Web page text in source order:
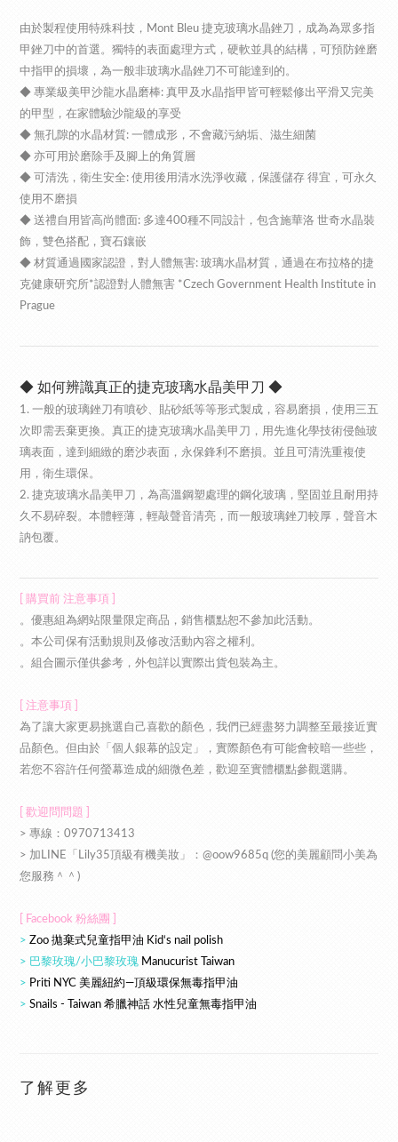
由於製程使用特殊科技，Mont Bleu 捷克玻璃水晶銼刀，成為為眾多指
甲銼刀中的首選。獨特的表面處理方式，硬軟並具的結構，可預防銼磨
中指甲的損壞，為一般非玻璃水晶銼刀不可能達到的。
◆ 專業級美甲沙龍水晶磨棒: 真甲及水晶指甲皆可輕鬆修出平滑又完美
的甲型，在家體驗沙龍級的享受
◆ 無孔隙的水晶材質: 一體成形，不會藏污納垢、滋生細菌
◆ 亦可用於磨除手及腳上的角質層
◆ 可清洗，衛生安全: 使用後用清水洗淨收藏，保護儲存 得宜，可永久
使用不磨損
◆ 送禮自用皆高尚體面: 多達400種不同設計，包含施華洛 世奇水晶裝
飾，雙色搭配，寶石鑲嵌
◆ 材質通過國家認證，對人體無害: 玻璃水晶材質，通過在布拉格的捷
克健康研究所*認證對人體無害 *Czech Government Health Institute in
Prague
◆ 如何辨識真正的捷克玻璃水晶美甲刀 ◆
1. 一般的玻璃銼刀有噴砂、貼砂紙等等形式製成，容易磨損，使用三五
次即需丟棄更換。真正的捷克玻璃水晶美甲刀，用先進化學技術侵蝕玻
璃表面，達到細緻的磨沙表面，永保鋒利不磨損。並且可清洗重複使
用，衛生環保。
2. 捷克玻璃水晶美甲刀，為高溫鋼塑處理的鋼化玻璃，堅固並且耐用持
久不易碎裂。本體輕薄，輕敲聲音清亮，而一般玻璃銼刀較厚，聲音木
訥包覆。
[ 購買前 注意事項 ]
。優惠組為網站限量限定商品，銷售櫃點恕不參加此活動。
。本公司保有活動規則及修改活動內容之權利。
。組合圖示僅供參考，外包詳以實際出貨包裝為主。
[ 注意事項 ]
為了讓大家更易挑選自己喜歡的顏色，我們已經盡努力調整至最接近實
品顏色。但由於「個人銀幕的設定」，實際顏色有可能會較暗一些些，
若您不容許任何螢幕造成的細微色差，歡迎至實體櫃點參觀選購。
[ 歡迎問問題 ]
> 專線： 0970713413
> 加LINE「Lily35頂級有機美妝」：@oow9685q (您的美麗顧問小美為
您服務＾＾)
[ Facebook 粉絲團 ]
> Zoo 拋棄式兒童指甲油 Kid‘s nail polish
> 巴黎玫瑰/小巴黎玫瑰 Manucurist Taiwan
> Priti NYC 美麗紐約—頂級環保無毒指甲油
> Snails - Taiwan 希臘神話 水性兒童無毒指甲油
了解更多